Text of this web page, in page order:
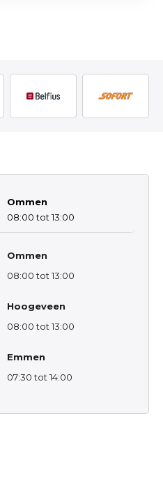
Ommen
08:00 tot 13:00
Ommen
08:00 tot 13:00
Hoogeveen
08:00 tot 13:00
Emmen
07:30 tot 14:00